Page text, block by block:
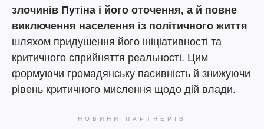
злочинів Путіна і його оточення, а й повне
виключення населення із політичного життя
шляхом придушення його ініціативності та
критичного сприйняття реальності. Цим
формуючи громадянську пасивність й знижуючи
рівень критичного мислення щодо дій влади.